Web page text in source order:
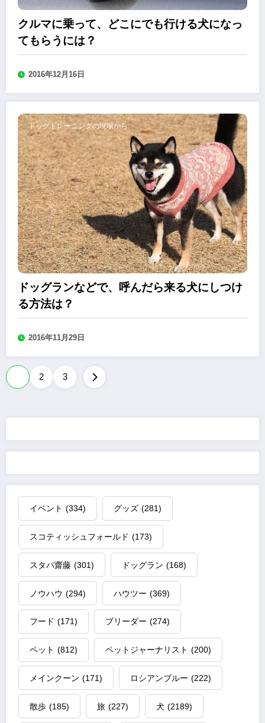
クルマに乗って、どこにでも行ける犬になっ
てもらうには？
2016年12月16日
ドッグトレーニングの現場から
ドッグランなどで、呼んだら来る犬にしつけ
る方法は？
2016年11月29日
投
ペ
ー
ジ
送
り
2 3
イベント (334) グッズ (281)
スコティッシュフォールド (173)
スタパ齋藤 (301) ドッグラン (168)
ノウハウ (294) ハウツー (369)
フード (171) ブリーダー (274)
ペット (812) ペットジャーナリスト (200)
メインクーン (171) ロシアンブルー (222)
散歩 (185) 旅 (227) 犬 (2189)